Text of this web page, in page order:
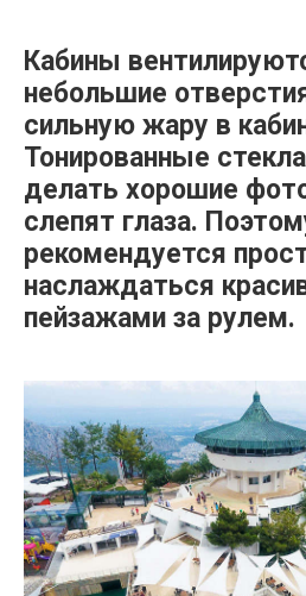
Кабины
небольшие
сильную жару в
Тонированные
делать хорошие
слепят глаза.
рекомендуется
наслаждаться
пейзажами за рулем.